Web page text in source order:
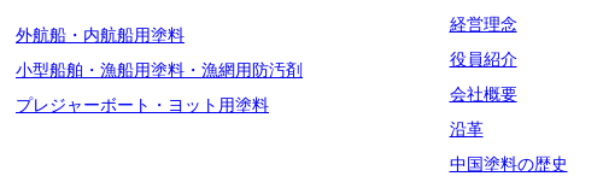
外航船・内航船用塗料
小型船舶・漁船用塗料・漁網用防汚剤
プレジャーボート・ヨット用塗料
経営理念
役員紹介
会社概要
沿革
中国塗料の歴史